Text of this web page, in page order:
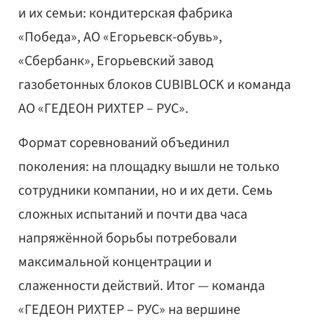
и их семьи: кондитерская фабрика
«Победа», АО «Егорьевск-обувь»,
«Сбербанк», Егорьевский завод
газобетонных блоков CUBIBLOCK и команда
АО «ГЕДЕОН РИХТЕР – РУС».
Формат соревнований объединил
поколения: на площадку вышли не только
сотрудники компании, но и их дети. Семь
сложных испытаний и почти два часа
напряжённой борьбы потребовали
максимальной концентрации и
слаженности действий. Итог — команда
«ГЕДЕОН РИХТЕР – РУС» на вершине